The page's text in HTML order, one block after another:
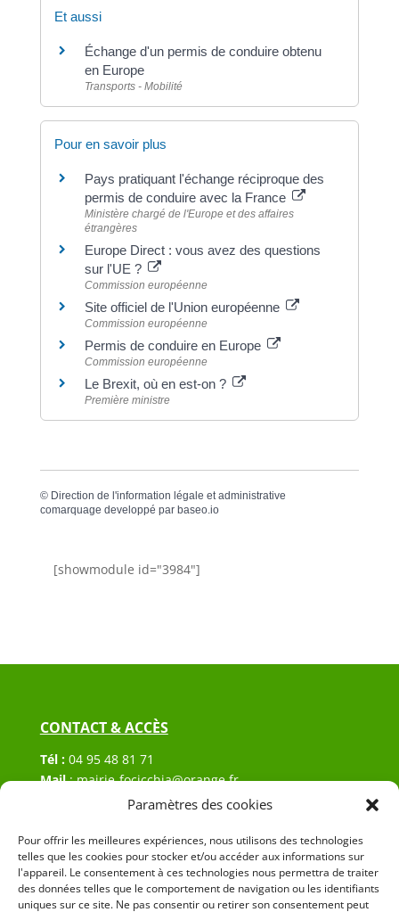
Paramètres des cookies
Pour offrir les meilleures expériences, nous utilisons des technologies
telles que les cookies pour stocker et/ou accéder aux informations sur
l'appareil. Le consentement à ces technologies nous permettra de traiter
des données telles que le comportement de navigation ou les identifiants
uniques sur ce site. Ne pas consentir ou retirer son consentement peut
Et aussi
Échange d'un permis de conduire obtenu
en Europe
Transports - Mobilité
Pour en savoir plus
Pays pratiquant l'échange réciproque des
permis de conduire avec la France
Ministère chargé de l'Europe et des affaires
étrangères
Europe Direct : vous avez des questions
sur l'UE ?
Commission européenne
Site officiel de l'Union européenne
Commission européenne
Permis de conduire en Europe
Commission européenne
Le Brexit, où en est-on ?
Première ministre
© Direction de l'information légale et administrative
comarquage developpé par baseo.io
[showmodule id="3984"]
CONTACT & ACCÈS
Tél : 04 95 48 81 71
Mail:mairie-focicchia@orange.fr
Hôtel de ville de Focicchia
20212 Focicchia